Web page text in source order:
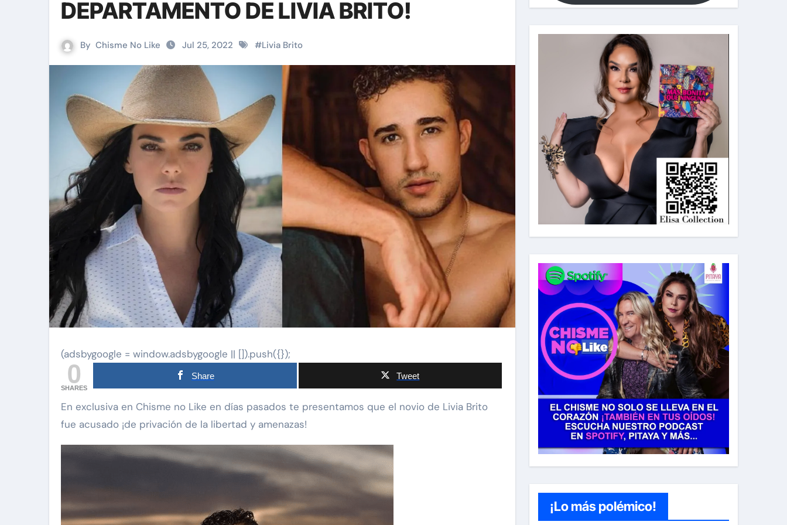
DEPARTAMENTO DE LIVIA BRITO!
By Chisme No Like Jul 25, 2022 #Livia Brito
(adsbygoogle = window.adsbygoogle || []).push({});
0
SHARES
Share Tweet
En exclusiva en Chisme no Like en días pasados te presentamos que el novio de Livia Brito
fue acusado ¡de privación de la libertad y amenazas!
¡Lo más polémico!